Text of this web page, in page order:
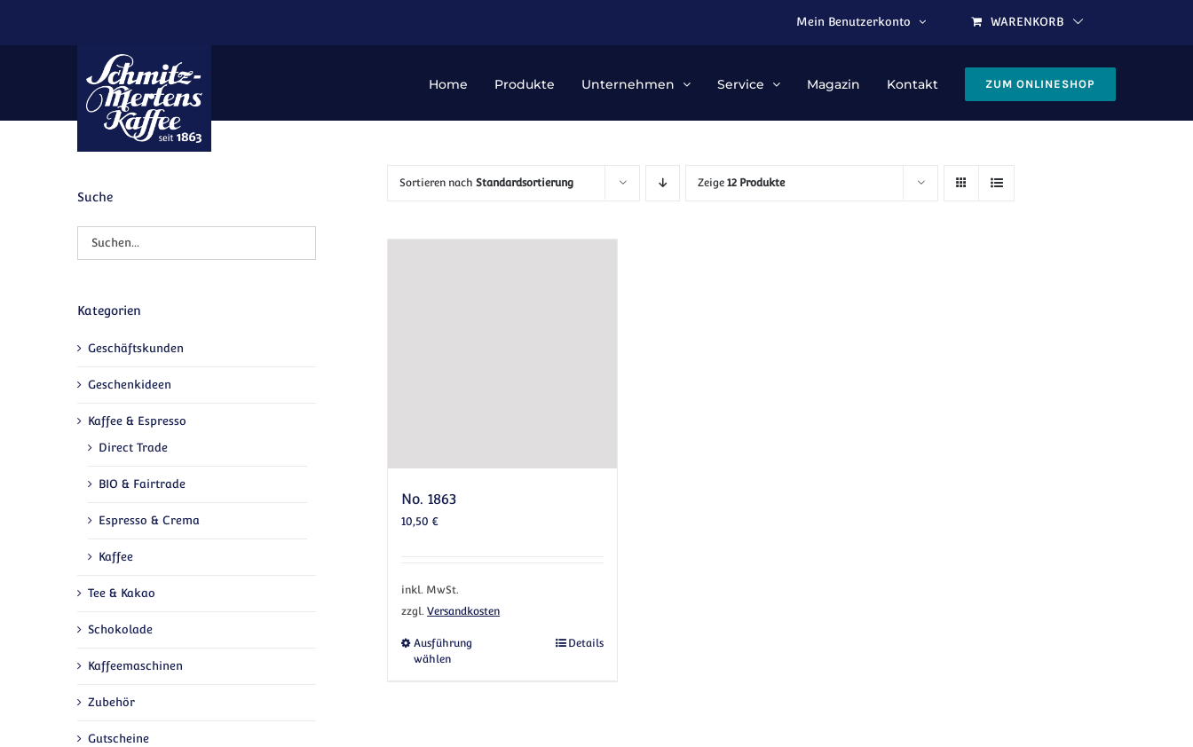
Mein Benutzerkonto
WARENKORB
Home Produkte Unternehmen Service Magazin Kontakt ZUM ONLINESHOP
Sortieren nachStandardsortierung Zeige12 Produkte
No. 1863
10,50€
inkl. MwSt.
zzgl.Versandkosten
Ausführung
wählen
Dieses Produkt weist mehrere Varianten auf. Die Optionen können auf der Produktseite gewählt werden
Details
Suche
Kategorien
Geschäftskunden
Geschenkideen
Kaffee & Espresso
Direct Trade
BIO & Fairtrade
Espresso & Crema
Kaffee
Tee & Kakao
Schokolade
Kaffeemaschinen
Zubehör
Gutscheine